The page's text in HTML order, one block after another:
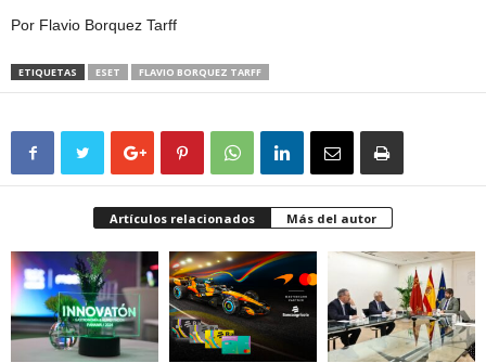
Por Flavio Borquez Tarff
ETIQUETAS ESET FLAVIO BORQUEZ TARFF
Artículos relacionados Más del autor